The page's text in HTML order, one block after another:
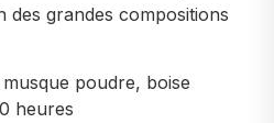
des grandes compositions
poudre, boise
heures